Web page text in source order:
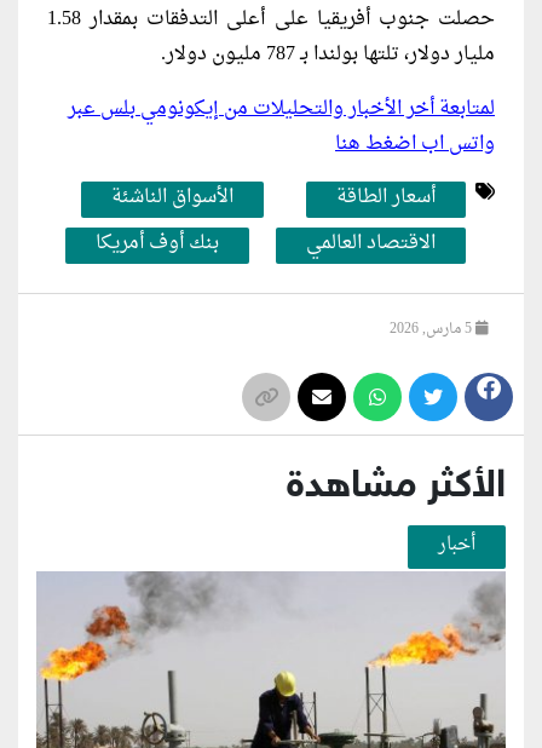
حصلت جنوب أفريقيا على أعلى التدفقات بمقدار 1.58
مليار دولار، تلتها بولندا بـ 787 مليون دولار.
لمتابعة أخر الأخبار والتحليلات من إيكونومي بلس عبر
واتس اب اضغط هنا
أسعار الطاقة
الأسواق الناشئة
الاقتصاد العالمي
بنك أوف أمريكا
الأكثر مشاهدة
أخبار